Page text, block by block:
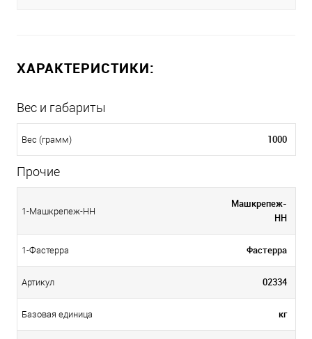
ХАРАКТЕРИСТИКИ:
Вес и габариты
Вес (грамм) 1000
Прочие
1-Машкрепеж-НН
Машкрепеж-
НН
1-Фастерра Фастерра
Артикул 02334
Базовая единица кг